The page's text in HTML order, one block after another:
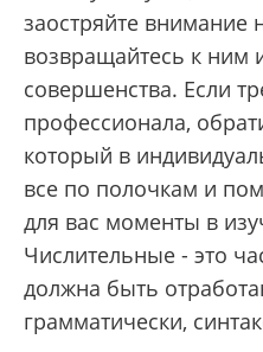
заостряйте
возвращайтесь к ним
совершенства. Если
профессионала,
который в
все по полочкам и
для вас моменты в
Числительные - это
должна быть
грамматически,